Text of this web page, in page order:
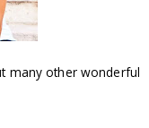
many other wonderful